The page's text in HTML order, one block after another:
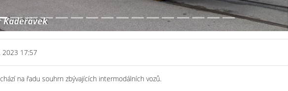
2023 17:57
na řadu souhrn zbývajících intermodálních vozů.